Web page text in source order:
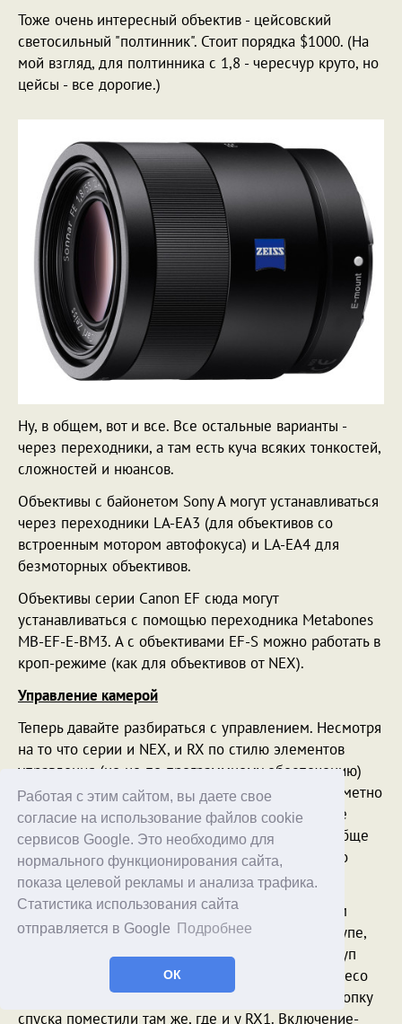
Работая с этим сайтом, вы даете свое
согласие на использование файлов cookie
сервисов Google. Это необходимо для
нормального функционирования сайта,
показа целевой рекламы и анализа трафика.
Статистика использования сайта
отправляется в Google
Подробнее
ОК
Тоже очень интересный объектив - цейсовский
светосильный "полтинник". Стоит порядка $1000. (На
мой взгляд, для полтинника с 1,8 - чересчур круто, но
цейсы - все дорогие.)
Ну, в общем, вот и все. Все остальные варианты -
через переходники, а там есть куча всяких тонкостей,
сложностей и нюансов.
Объективы с байонетом Sony A могут устанавливаться
через переходники LA-EA3 (для объективов со
встроенным мотором автофокуса) и LA-EA4 для
безмоторных объективов.
Объективы серии Canon EF сюда могут
устанавливаться с помощью переходника Metabones
MB-EF-E-BM3. А с объективами EF-S можно работать в
кроп-режиме (как для объективов от NEX).
Управление камерой
Теперь давайте разбираться с управлением. Несмотря
на то что серии и NEX, и RX по стилю элементов
управления (но не по программному обеспечению)
довольно похожи, здесь все-таки управление заметно
ближе к серии RX (тем более что и программное
обеспечение - тоже как в RX). Кнопки-диски вообще
очень похожи на RX1, разве что элементов стало
заметно больше.
Кнопка спуска затвора расположена не слишком
удобно - справа сверху на корпусе, а не на выступе,
где ее нажимать было явно удобнее. Но на выступ
корпуса посадили дополнительное зубчатое колесо
(на мой взгляд, не слишком нужное), поэтому кнопку
спуска поместили там же, где и у RX1. Включение-